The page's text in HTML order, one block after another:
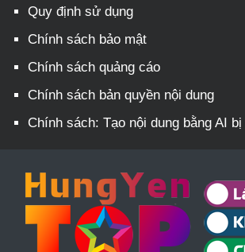
Quy định sử dụng
Chính sách bảo mật
Chính sách quảng cáo
Chính sách bản quyền nội dung
Chính sách: Tạo nội dung bằng AI bị